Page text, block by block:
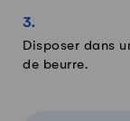
Disposer dans
de beurre.